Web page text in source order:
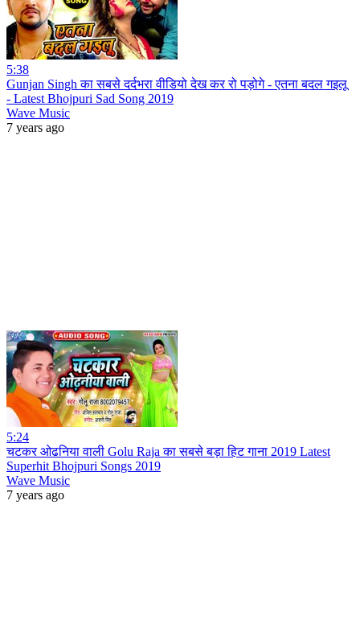
5:38
Gunjan Singh का सबसे दर्दभरा वीडियो देख कर रो पड़ोगे - एतना बदल गइलू
- Latest Bhojpuri Sad Song 2019
Wave Music
7 years ago
5:24
चटकर ओढनिया वाली Golu Raja का सबसे बड़ा हिट गाना 2019 Latest
Superhit Bhojpuri Songs 2019
Wave Music
7 years ago